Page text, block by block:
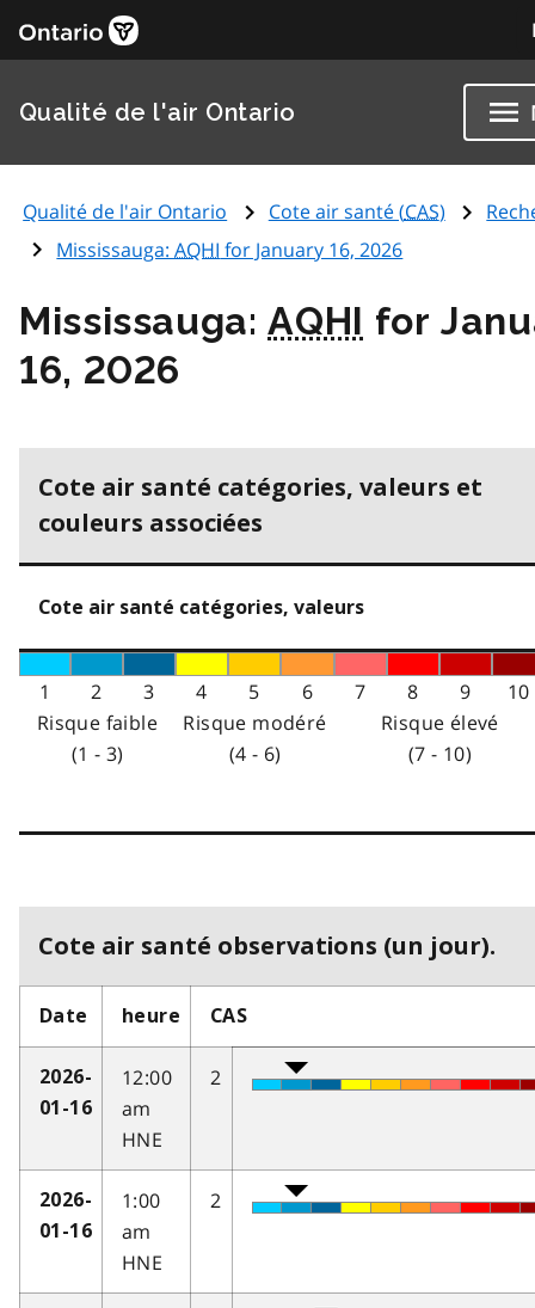
Qualité de l'air Ontario
Qualité de l'air Ontario Cote air santé (CAS)
Mississauga:AQHI for January 16, 2026
Mississauga:AQHI for
16, 2026
Cote air santé catégories, valeurs et
couleurs associées
Cote air santé catégories, valeurs
1 2 3 4 5 6 7 8 9
10
Risque faible
(1 - 3)
Risque modéré
(4 - 6)
Risque élevé
(7 - 10)
Cote air santé observations (un jour).
Date heure CAS
2026-
01-16
12:00
am
HNE
2
2026-
01-16
1:00
am
HNE
2